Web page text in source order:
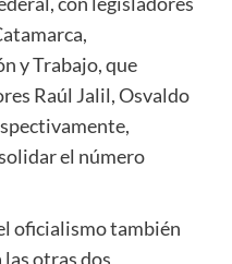
y Trabajo, que
Raúl Jalil, Osvaldo
el número
oficialismo también
otras dos